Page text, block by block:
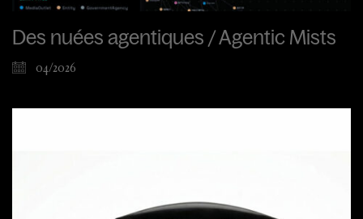
Des nuées agentiques / Agentic Mists
04/2026